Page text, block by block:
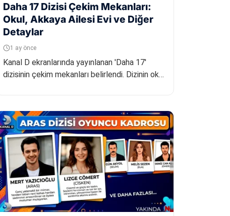
Daha 17 Dizisi Çekim Mekanları:
Okul, Akkaya Ailesi Evi ve Diğer
Detaylar
1 ay önce
Kanal D ekranlarında yayınlanan 'Daha 17'
dizisinin çekim mekanları belirlendi. Dizinin okul